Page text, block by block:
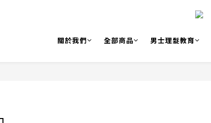
關於我們 全部商品 男士理髮教育